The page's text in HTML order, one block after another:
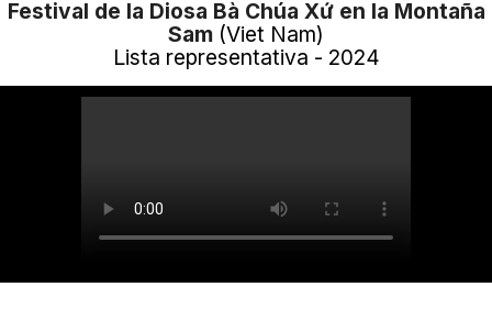
Festival de la Diosa Bà Chúa Xứ en la Montaña
Sam (Viet Nam)
Lista representativa - 2024